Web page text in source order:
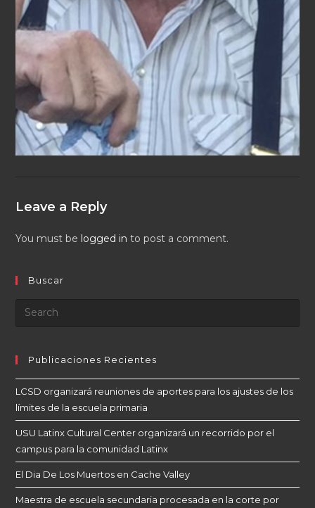
Leave a Reply
You must be logged in to post a comment.
Buscar
Publicaciones Recientes
LCSD organizará reuniones de aportes para los ajustes de los
límites de la escuela primaria
USU Latinx Cultural Center organizará un recorrido por el
campus para la comunidad Latinx
El Dia De Los Muertos en Cache Valley
Maestra de escuela secundaria procesada en la corte por